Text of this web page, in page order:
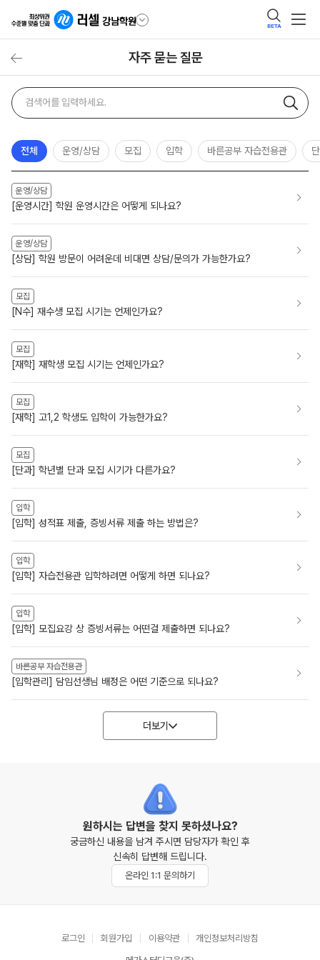
BETA
자주 묻는 질문
자주
묻는
검색
검색어
전체 운영/상담 모집 입학 바른공부 자습전용관
운영/상담
[운영시간] 학원 운영시간은 어떻게 되나요?
운영/상담
[상담] 학원 방문이 어려운데 비대면 상담/문의가 가능한가요?
모집
[N수] 재수생 모집 시기는 언제인가요?
모집
[재학] 재학생 모집 시기는 언제인가요?
모집
[재학] 고1,2 학생도 입학이 가능한가요?
모집
[단과] 학년별 단과 모집 시기가 다른가요?
입학
[입학] 성적표 제출, 증빙서류 제출 하는 방법은?
입학
[입학] 자습전용관 입학하려면 어떻게 하면 되나요?
입학
[입학] 모집요강 상 증빙서류는 어떤걸 제출하면 되나요?
바른공부 자습전용관
[입학관리] 담임선생님 배정은 어떤 기준으로 되나요?
더보기
원하시는 답변을 찾지 못하셨나요?
궁금하신 내용을 남겨 주시면 담당자가 확인 후
신속히 답변해 드립니다.
온라인 1:1 문의하기
로그인 회원가입 이용약관 개인정보처리방침